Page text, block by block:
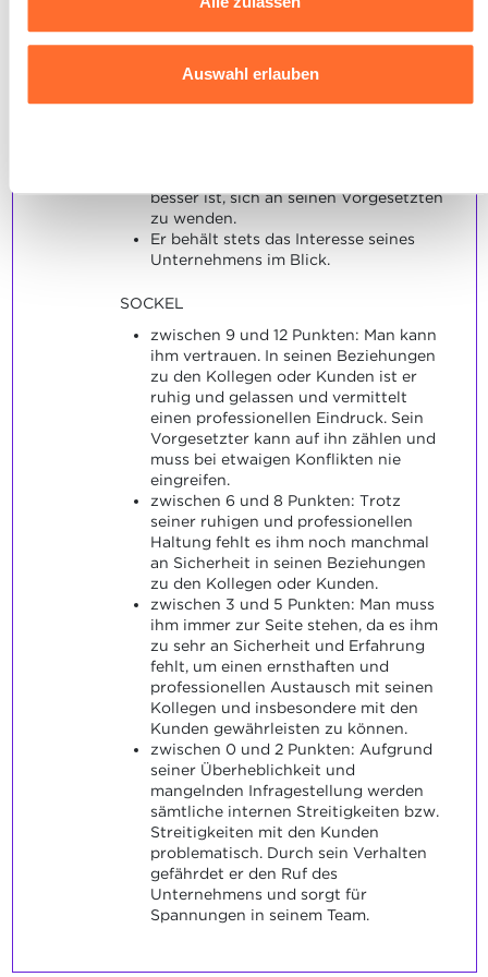
widerrufen, indem Sie auf das indem Sie auf das
schwebende Symbol unten links auf jeder Seite der
Ausführlichere Informationen darüber, wie wir Cookies
Auswahl erlauben
auftretende Probleme ruhig mit seinen
Kollegen und Vorgesetzten zu
besprechen.
Bei Beschwerden von Kunden hört er
besser ist, sich an seinen Vorgesetzten
zu wenden.
Er behält stets das Interesse seines
Unternehmens im Blick.
SOCKEL
zwischen 9 und 12 Punkten: Man kann
ihm vertrauen. In seinen Beziehungen
zu den Kollegen oder Kunden ist er
ruhig und gelassen und vermittelt
einen professionellen Eindruck. Sein
Vorgesetzter kann auf ihn zählen und
muss bei etwaigen Konflikten nie
eingreifen.
zwischen 6 und 8 Punkten: Trotz
seiner ruhigen und professionellen
Haltung fehlt es ihm noch manchmal
an Sicherheit in seinen Beziehungen
zu den Kollegen oder Kunden.
zwischen 3 und 5 Punkten: Man muss
ihm immer zur Seite stehen, da es ihm
zu sehr an Sicherheit und Erfahrung
fehlt, um einen ernsthaften und
professionellen Austausch mit seinen
Kollegen und insbesondere mit den
Kunden gewährleisten zu können.
zwischen 0 und 2 Punkten: Aufgrund
seiner Überheblichkeit und
mangelnden Infragestellung werden
sämtliche internen Streitigkeiten bzw.
Streitigkeiten mit den Kunden
problematisch. Durch sein Verhalten
gefährdet er den Ruf des
Unternehmens und sorgt für
Spannungen in seinem Team.